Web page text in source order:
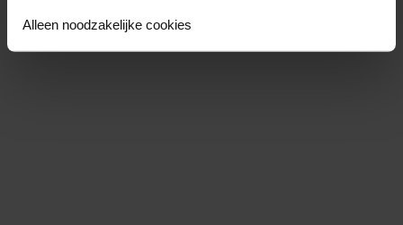
Alleen noodzakelijke cookies